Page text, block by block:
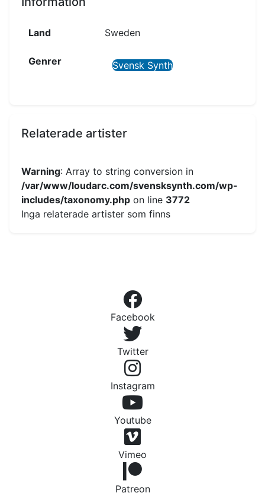
Land Sweden
Genrer Svensk Synth
Relaterade artister
Warning: Array to string conversion in
/var/www/loudarc.com/svensksynth.com/wp-
includes/taxonomy.php on line 3772
Inga relaterade artister som finns
Facebook
Twitter
Instagram
Youtube
Vimeo
Patreon